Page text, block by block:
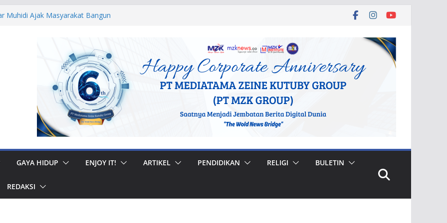
Muhidi Ajak Masyarakat Bangun
dan Tawon, Damkar Sungai Penuh
Rumah di Gunung Kerinci, Anggota
Bantuan Tepat Sasaran
Bupati Bursah Zarnubi Inisiasi
di Kota Lahat
GAYA HIDUP ENJOY IT! ARTIKEL PENDIDIKAN RELIGI BULETIN
REDAKSI